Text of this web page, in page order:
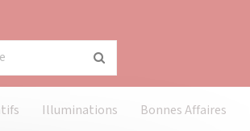
Illuminations Bonnes Affaires